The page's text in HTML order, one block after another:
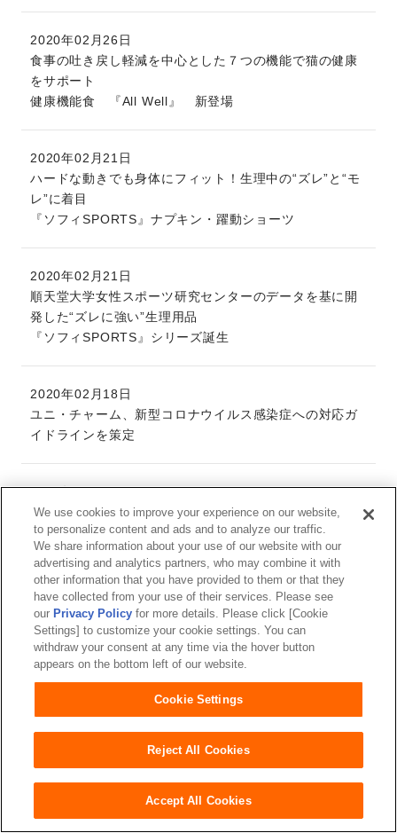
2020年02月26日
食事の吐き戻し軽減を中心とした７つの機能で猫の健康
をサポート
健康機能食 『All Well』 新登場
2020年02月21日
ハードな動きでも身体にフィット！生理中の“ズレ”と“モ
レ”に着目
『ソフィSPORTS』ナプキン・躍動ショーツ
2020年02月21日
順天堂大学女性スポーツ研究センターのデータを基に開
発した“ズレに強い”生理用品
『ソフィSPORTS』シリーズ誕生
2020年02月18日
ユニ・チャーム、新型コロナウイルス感染症への対応ガ
イドラインを策定
2020年02月13日
「新型コロナウイルス」による感染拡大に対する支援に
ついて
2020年01月28日
ユニ・チャーム、GPIFが採用したESG指標全ての構成銘
柄に選定
2020年01月27日
ユニ・チャーム、今期J3に昇格した
2020年01月23日
世界最高水準の繊維製品の安全証明「エコテックス®ス
We use cookies to improve your experience on our website,
to personalize content and ads and to analyze our traffic.
We share information about your use of our website with our
advertising and analytics partners, who may combine it with
other information that you have provided to them or that they
have collected from your use of their services. Please see
our Privacy Policy for more details. Please click [Cookie
Settings] to customize your cookie settings. You can
withdraw your consent at any time via the hover button
appears on the bottom left of our website.
Cookie Settings
Reject All Cookies
Accept All Cookies